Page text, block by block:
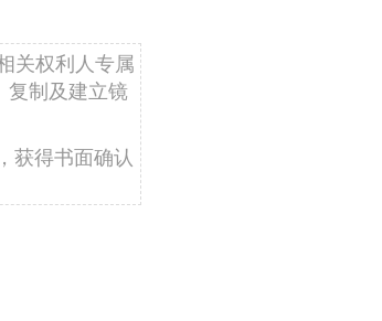
关权利人专属
复制及建立镜
，获得书面确认